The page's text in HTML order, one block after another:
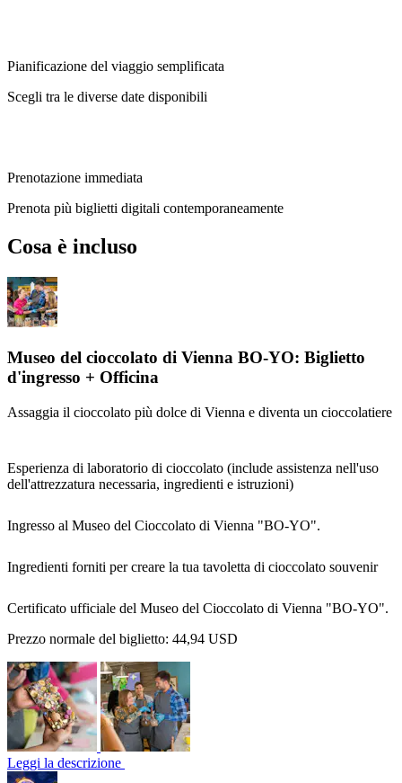
Pianificazione del viaggio semplificata
Scegli tra le diverse date disponibili
Prenotazione immediata
Prenota più biglietti digitali contemporaneamente
Cosa è incluso
Museo del cioccolato di Vienna BO-YO: Biglietto
d'ingresso + Officina
Assaggia il cioccolato più dolce di Vienna e diventa un cioccolatiere
Esperienza di laboratorio di cioccolato (include assistenza nell'uso
dell'attrezzatura necessaria, ingredienti e istruzioni)
Ingresso al Museo del Cioccolato di Vienna "BO-YO".
Ingredienti forniti per creare la tua tavoletta di cioccolato souvenir
Certificato ufficiale del Museo del Cioccolato di Vienna "BO-YO".
Prezzo normale del biglietto: 44,94 USD
Leggi la descrizione